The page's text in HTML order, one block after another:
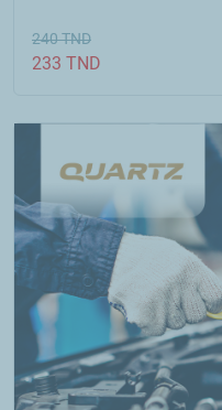
240TND
233 TND